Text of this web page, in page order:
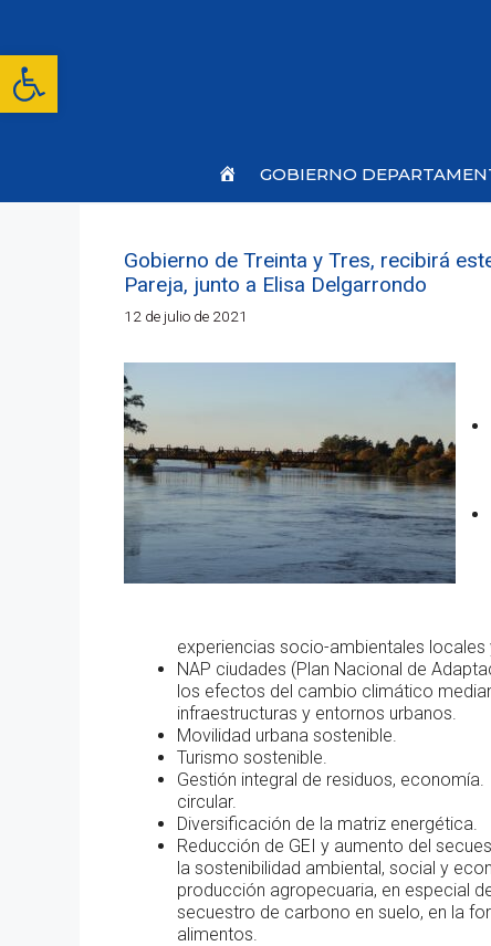
Abrir barra de herramientas
contenido
Inicio
GOBIERNO
Gobierno de Treinta y Tres, recibirá
Pareja, junto a Elisa Delgarrondo
12 de julio de 2021
experiencias socio-ambientales locales
NAP ciudades (Plan Nacional de
los efectos del cambio climático
infraestructuras y entornos urbanos.
Movilidad urbana sostenible.
Turismo sostenible.
Gestión integral de residuos, economía.
circular.
Diversificación de la matriz energética.
Reducción de GEI y aumento del
la sostenibilidad ambiental, social y
producción agropecuaria, en especial
secuestro de carbono en suelo, en la
alimentos.